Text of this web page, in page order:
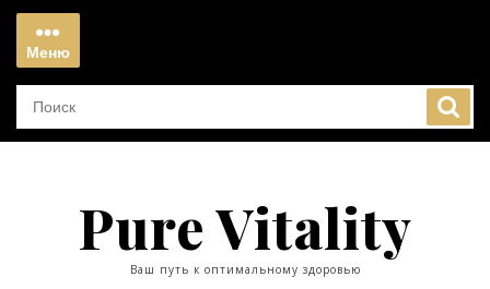
Перейти
содержимому
Меню
Меню
Pure Vitality
Ваш путь к оптимальному здоровью